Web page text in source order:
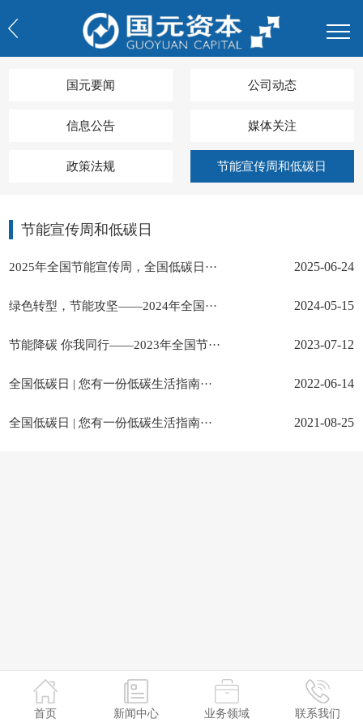
国元要闻 公司动态
信息公告 媒体关注
政策法规 节能宣传周和低碳日
节能宣传周和低碳日
2025年全国节能宣传周，全国低碳日··· 2025-06-24
绿色转型，节能攻坚——2024年全国··· 2024-05-15
节能降碳 你我同行——2023年全国节··· 2023-07-12
全国低碳日 | 您有一份低碳生活指南··· 2022-06-14
全国低碳日 | 您有一份低碳生活指南··· 2021-08-25
首页 新闻中心 业务领域 联系我们